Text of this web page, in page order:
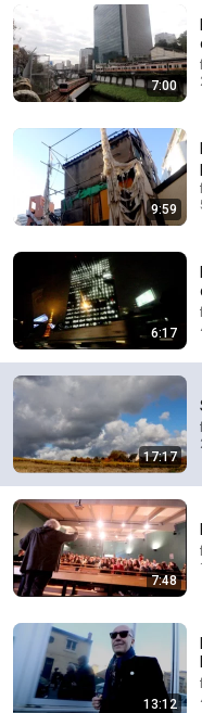
Comment...
Jean-Pierre Spent
Ça commence
New
Auto-
7:00
9:59
6:17
17:17
7:48
13:12